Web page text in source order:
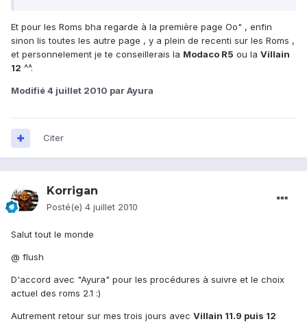
Et pour les Roms bha regarde à la première page Oo" , enfin
sinon lis toutes les autre page , y a plein de recenti sur les Roms ,
et personnelement je te conseillerais la Modaco R5 ou la Villain
12 ^^.
Modifié4 juillet 2010 par Ayura
Citer
Korrigan
Posté(e) 4 juillet 2010
Salut tout le monde
@ flush
D'accord avec "Ayura" pour les procédures à suivre et le choix
actuel des roms 2.1 :)
Autrement retour sur mes trois jours avec Villain 11.9 puis 12